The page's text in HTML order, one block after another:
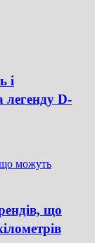
і
легенду D-
що